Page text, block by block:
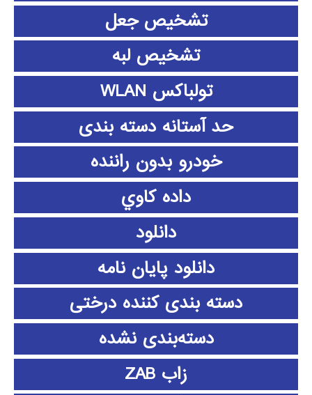
تشخیص جعل
تشخیص لبه
تولباکس WLAN
حد آستانه دسته بندی
خودرو بدون راننده
داده كاوي
دانلود
دانلود پايان نامه
دسته بندی کننده درختی
دسته‌بندی نشده
زاب ZAB